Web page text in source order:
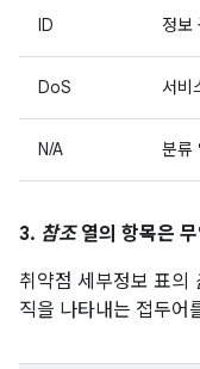
ID 정
DoS 서
N/A 분
3. 참조열의 항목은
취약점 세부정보 표의
직을 나타내는 접두어